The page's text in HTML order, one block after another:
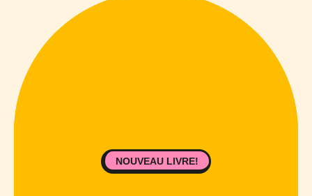
NOUVEAU LIVRE!